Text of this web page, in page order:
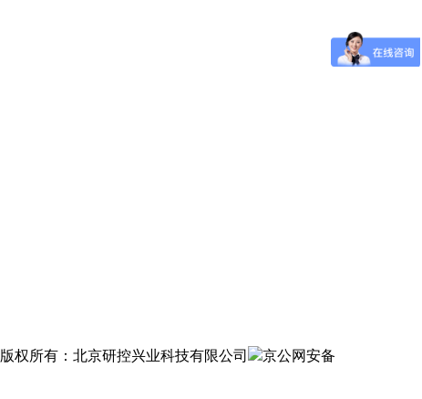
版权所有：北京研控兴业科技有限公司
京公网安备